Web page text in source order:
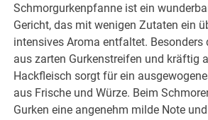
Schmorgurkenpfanne ist ein
Gericht, das mit wenigen Zutaten ein
intensives Aroma entfaltet. Besonders
aus zarten Gurkenstreifen und kräftig
Hackfleisch sorgt für ein
aus Frische und Würze. Beim
Gurken eine angenehm milde Note